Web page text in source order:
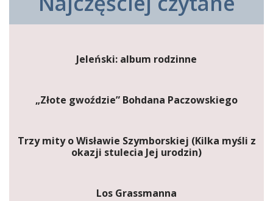
Jeleński: album rodzinne
„Złote gwoździe” Bohdana Paczowskiego
Trzy mity o Wisławie Szymborskiej (Kilka myśli z
okazji stulecia Jej urodzin)
Los Grassmanna